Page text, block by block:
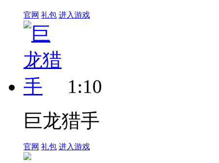
官网 礼包 进入游戏
1:10
巨龙猎手
官网 礼包 进入游戏